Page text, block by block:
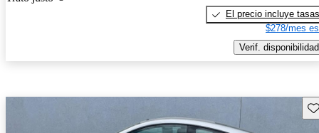
El precio incluye tasas
$278/mes
Verif. disponibilidad